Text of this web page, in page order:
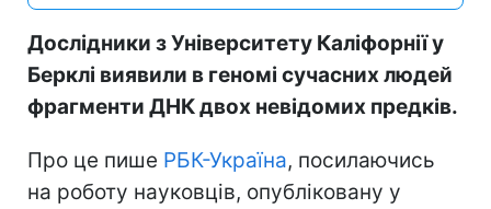
Дослідники з Університету Каліфорнії у
Берклі виявили в геномі сучасних людей
фрагменти ДНК двох невідомих предків.
Про це пише РБК-Україна, посилаючись
на роботу науковців, опубліковану у